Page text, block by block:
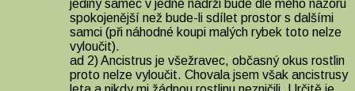
jediný samec v jedné nádrži bude dle mého názoru
spokojenější než bude-li sdílet prostor s dalšími
samci (při náhodné koupi malých rybek toto nelze
vyloučit).
ad 2) Ancistrus je všežravec, občasný okus rostlin
proto nelze vyloučit. Chovala jsem však ancistrusy